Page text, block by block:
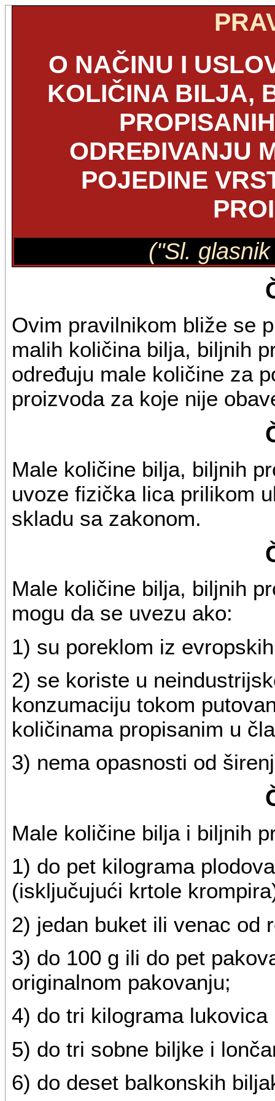
O NAČINU I
KOLIČINA BILJA,
ODREĐIVANJU
POJEDINE
("Sl.
Ovim pravilnikom bliže se
malih količina bilja, biljnih
određuju male količine za
proizvoda za koje nije
Male količine bilja, biljnih
uvoze fizička lica prilikom
skladu sa zakonom.
Male količine bilja, biljnih
mogu da se uvezu ako:
1) su poreklom iz
2) se koriste u
konzumaciju tokom
količinama propisanim u
3) nema opasnosti od
Male količine bilja i biljnih
1) do pet kilograma
(isključujući krtole
2) jedan buket ili venac od
3) do 100 g ili do pet
originalnom pakovanju;
4) do tri kilograma
5) do tri sobne biljke i
6) do deset balkonskih